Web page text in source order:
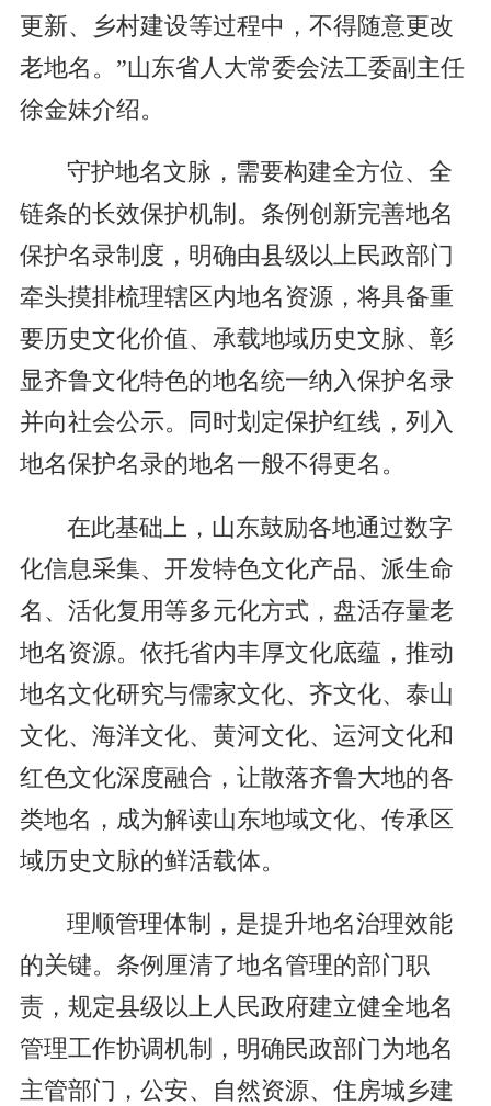
更新、乡村建设等过程中，不得随意更改
老地名。”山东省人大常委会法工委副主任
徐金妹介绍。
守护地名文脉，需要构建全方位、全
链条的长效保护机制。条例创新完善地名
保护名录制度，明确由县级以上民政部门
牵头摸排梳理辖区内地名资源，将具备重
要历史文化价值、承载地域历史文脉、彰
显齐鲁文化特色的地名统一纳入保护名录
并向社会公示。同时划定保护红线，列入
地名保护名录的地名一般不得更名。
在此基础上，山东鼓励各地通过数字
化信息采集、开发特色文化产品、派生命
名、活化复用等多元化方式，盘活存量老
地名资源。依托省内丰厚文化底蕴，推动
地名文化研究与儒家文化、齐文化、泰山
文化、海洋文化、黄河文化、运河文化和
红色文化深度融合，让散落齐鲁大地的各
类地名，成为解读山东地域文化、传承区
域历史文脉的鲜活载体。
理顺管理体制，是提升地名治理效能
的关键。条例厘清了地名管理的部门职
责，规定县级以上人民政府建立健全地名
管理工作协调机制，明确民政部门为地名
主管部门，公安、自然资源、住房城乡建